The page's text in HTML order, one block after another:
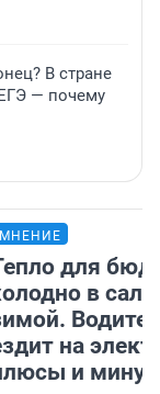
В стране
— почему
МНЕНИЕ
для
в
на
и